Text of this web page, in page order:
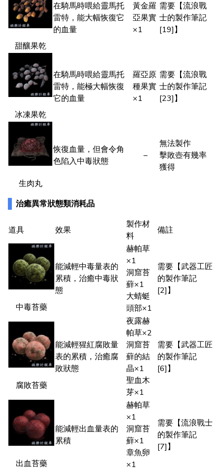
甜釀果乾
在騎馬時喂給靈馬托
雷特，能大幅恢復它
的血量
黃金羅
亞果實
×1
需要【流浪戰
士的製作筆記
[19]】
冰凍果乾
在騎馬時喂給靈馬托
雷特，能極大幅恢復
它的血量
羅亞原
種果實
×1
需要【流浪戰
士的製作筆記
[23]】
生肉丸
恢復血量，但會令角
色陷入中毒狀態
–
無法製作
擊敗壺有幾率
獲得
治癒異常狀態類消耗品
道具 效果
製作材
料
備註
中毒苔藥
能減輕中毒量表的
累積，治癒中毒狀
態
赫帕草
×1
洞窟苔
蘚×1
大蜻蜓
頭部×1
需要【武器工匠
的製作筆記
[2]】
腐敗苔藥
能減輕猩紅腐敗量
表的累積，治癒腐
敗狀態
夜露赫
帕草×2
洞窟苔
蘚的結
晶×1
聖血木
芽×1
需要【武器工匠
的製作筆記
[6]】
出血苔藥
能減輕出血量表的
累積
赫帕草
×1
洞窟苔
蘚×1
章魚卵
×1
需要【流浪戰士
的製作筆記
[7]】